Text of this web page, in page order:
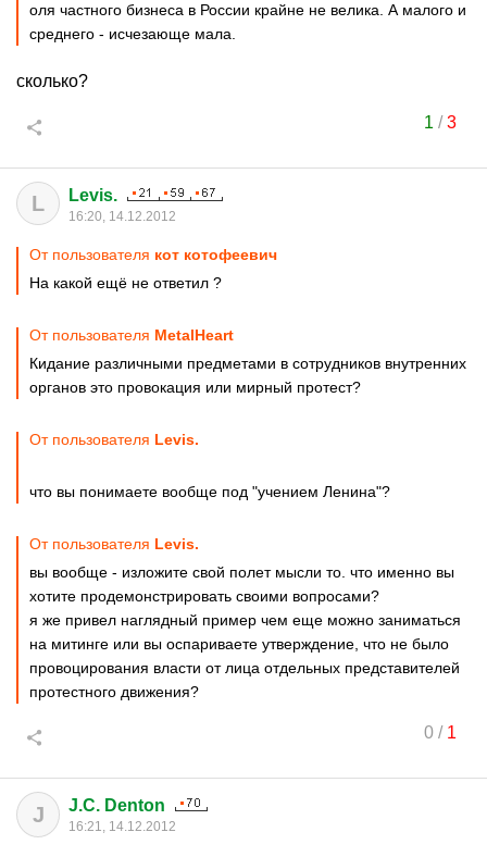
оля частного бизнеса в России крайне не велика. А малого и
среднего - исчезающе мала.
сколько?
1 /3
L Levis.
16:20, 14.12.2012
От пользователя кот котофеевич
На какой ещё не ответил ?
От пользователя MetalHeart
Кидание различными предметами в сотрудников внутренних
органов это провокация или мирный протест?
От пользователя Levis.
что вы понимаете вообще под "учением Ленина"?
От пользователя Levis.
вы вообще - изложите свой полет мысли то. что именно вы
хотите продемонстрировать своими вопросами?
я же привел наглядный пример чем еще можно заниматься
на митинге или вы оспариваете утверждение, что не было
провоцирования власти от лица отдельных представителей
протестного движения?
0/ 1
J J.C. Denton
16:21, 14.12.2012